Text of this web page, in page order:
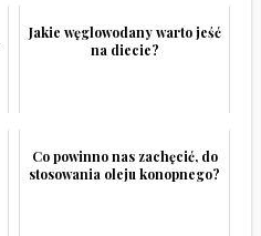
Jakie węglowodany warto jeść
na diecie?
Co powinno nas zachęcić, do
stosowania oleju konopnego?